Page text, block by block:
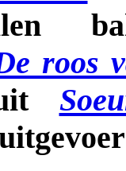
roos